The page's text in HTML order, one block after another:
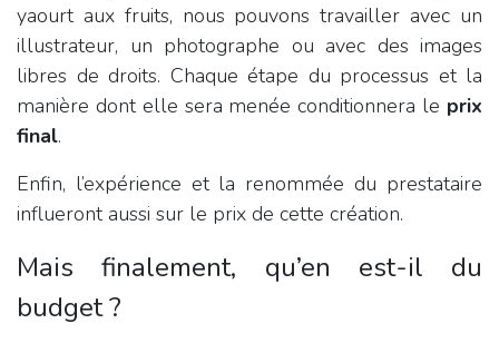
yaourt aux fruits, nous pouvons travailler avec un
illustrateur, un photographe ou avec des images
libres de droits. Chaque étape du processus et la
manière dont elle sera menée conditionnera le prix
final.
Enfin, l’expérience et la renommée du prestataire
influeront aussi sur le prix de cette création.
Mais finalement, qu’en est-il du
budget ?